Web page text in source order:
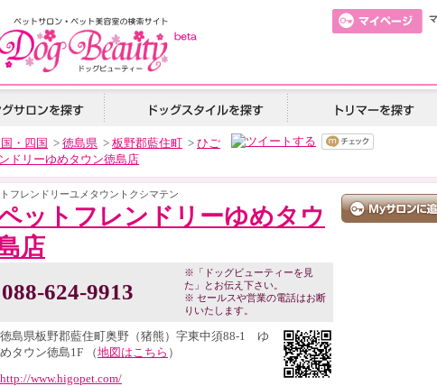
・四国 > 徳島県 > 板野郡藍住町 > ひご
ドリーゆめタウン徳島店
フレンドリーユメタウントクシマテン
ットフレンドリーゆめタウ
店
088-624-9913
※「ドッグビューティーを見
た」とお伝え下さい。
※ セールスや営業の電話はお断
りいたします。
徳島県板野郡藍住町奥野（猪熊）字東中須88-1 ゆ
めタウン徳島1F （地図はこちら ）
http://www.higopet.com/